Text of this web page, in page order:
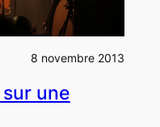
8 novembre 2013
une